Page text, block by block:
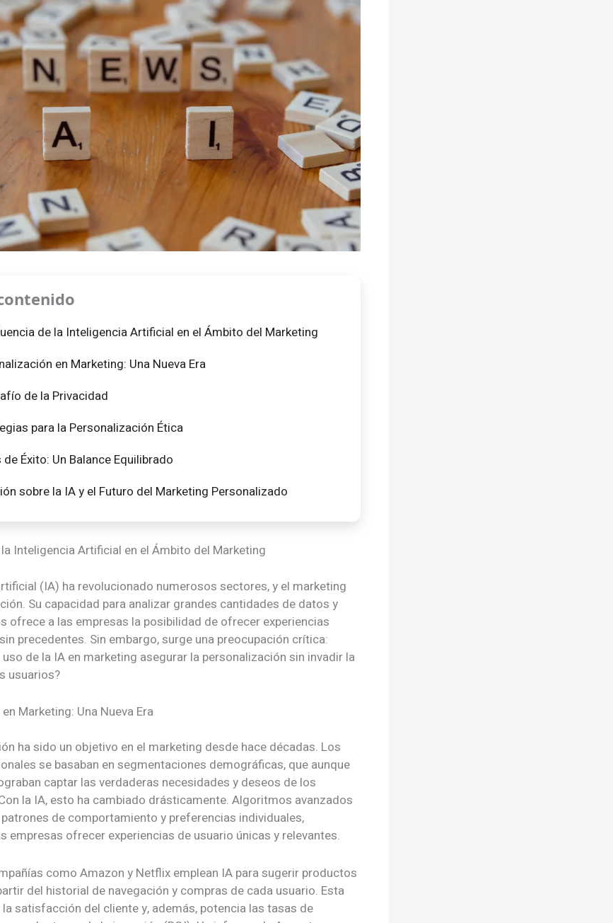
de la Inteligencia Artificial en el Ámbito del Marketing
en Marketing: Una Nueva Era
de la Privacidad
para la Personalización Ética
de Éxito: Un Balance Equilibrado
sobre la IA y el Futuro del Marketing Personalizado
Inteligencia Artificial en el Ámbito del Marketing
(IA) ha revolucionado numerosos sectores, y el marketing
Su capacidad para analizar grandes cantidades de datos y
ofrece a las empresas la posibilidad de ofrecer experiencias
precedentes. Sin embargo, surge una preocupación crítica:
de la IA en marketing asegurar la personalización sin invadir la
usuarios?
Marketing: Una Nueva Era
ha sido un objetivo en el marketing desde hace décadas. Los
se basaban en segmentaciones demográficas, que aunque
captar las verdaderas necesidades y deseos de los
la IA, esto ha cambiado drásticamente. Algoritmos avanzados
de comportamiento y preferencias individuales,
empresas ofrecer experiencias de usuario únicas y relevantes.
como Amazon y Netflix emplean IA para sugerir productos
del historial de navegación y compras de cada usuario. Esta
satisfacción del cliente y, además, potencia las tasas de